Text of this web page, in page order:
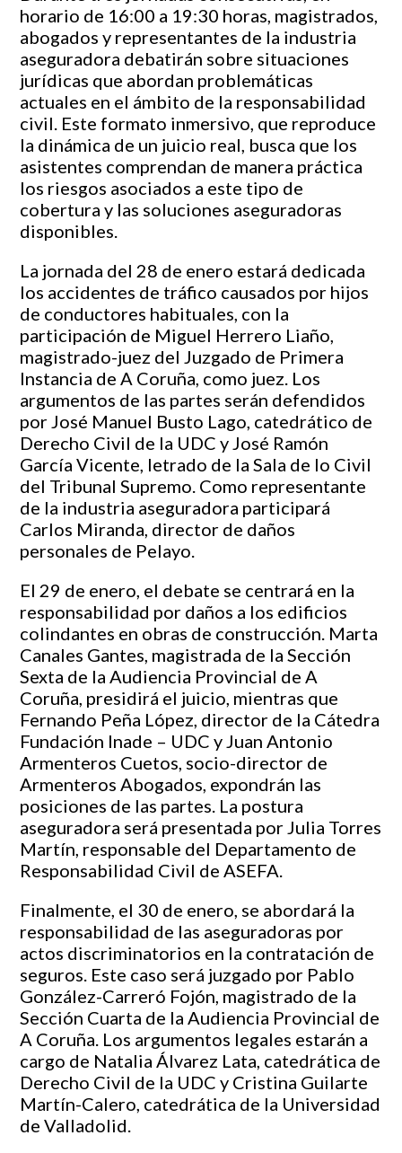
horario de 16:00 a 19:30 horas, magistrados,
abogados y representantes de la industria
aseguradora debatirán sobre situaciones
jurídicas que abordan problemáticas
actuales en el ámbito de la responsabilidad
civil. Este formato inmersivo, que reproduce
la dinámica de un juicio real, busca que los
asistentes comprendan de manera práctica
los riesgos asociados a este tipo de
cobertura y las soluciones aseguradoras
disponibles.
La jornada del 28 de enero estará dedicada
los accidentes de tráfico causados por hijos
de conductores habituales, con la
participación de Miguel Herrero Liaño,
magistrado-juez del Juzgado de Primera
Instancia de A Coruña, como juez. Los
argumentos de las partes serán defendidos
por José Manuel Busto Lago, catedrático de
Derecho Civil de la UDC y José Ramón
García Vicente, letrado de la Sala de lo Civil
del Tribunal Supremo. Como representante
de la industria aseguradora participará
Carlos Miranda, director de daños
personales de Pelayo.
El 29 de enero, el debate se centrará en la
responsabilidad por daños a los edificios
colindantes en obras de construcción. Marta
Canales Gantes, magistrada de la Sección
Sexta de la Audiencia Provincial de A
Coruña, presidirá el juicio, mientras que
Fernando Peña López, director de la Cátedra
Fundación Inade – UDC y Juan Antonio
Armenteros Cuetos, socio-director de
Armenteros Abogados, expondrán las
posiciones de las partes. La postura
aseguradora será presentada por Julia Torres
Martín, responsable del Departamento de
Responsabilidad Civil de ASEFA.
Finalmente, el 30 de enero, se abordará la
responsabilidad de las aseguradoras por
actos discriminatorios en la contratación de
seguros. Este caso será juzgado por Pablo
González-Carreró Fojón, magistrado de la
Sección Cuarta de la Audiencia Provincial de
A Coruña. Los argumentos legales estarán a
cargo de Natalia Álvarez Lata, catedrática de
Derecho Civil de la UDC y Cristina Guilarte
Martín-Calero, catedrática de la Universidad
de Valladolid.